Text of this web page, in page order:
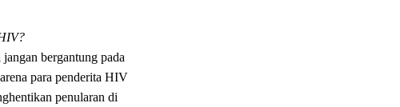
bergantung pada
para penderita HIV
penularan di